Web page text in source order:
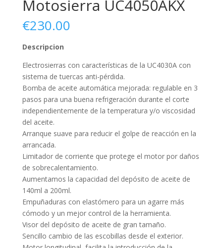
Motosierra UC4050AKX
€230.00
Descripcion
Electrosierras con características de la UC4030A con
sistema de tuercas anti-pérdida.
Bomba de aceite automática mejorada: regulable en 3
pasos para una buena refrigeración durante el corte
independientemente de la temperatura y/o viscosidad
del aceite.
Arranque suave para reducir el golpe de reacción en la
arrancada.
Limitador de corriente que protege el motor por daños
de sobrecalentamiento.
Aumentamos la capacidad del depósito de aceite de
140ml a 200ml.
Empuñaduras con elastómero para un agarre más
cómodo y un mejor control de la herramienta.
Visor del depósito de aceite de gran tamaño.
Sencillo cambio de las escobillas desde el exterior.